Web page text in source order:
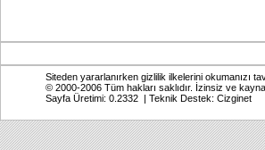
Siteden yararlanırken gizlilik ilkelerini okumanızı
© 2000-2006 Tüm hakları saklıdır. İzinsiz ve
Sayfa Üretimi: 0.2332 | Teknik Destek: Cizginet